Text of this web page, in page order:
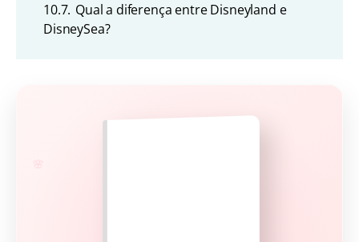
10.7. Qual a diferença entre Disneyland e
DisneySea?
🌸